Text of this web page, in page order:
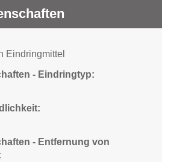
Eindringmittel
- Eindringtyp
- Entfernung von